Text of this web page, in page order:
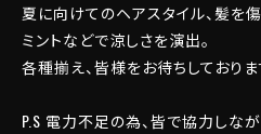
夏に向けてのヘアスタイル、髪を
ミントなどで涼しさを演出。
各種揃え、皆様をお待ちしておりま
P.S 電力不足の為、皆で協力しな